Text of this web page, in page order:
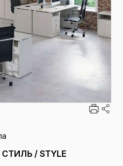
/ STYLE